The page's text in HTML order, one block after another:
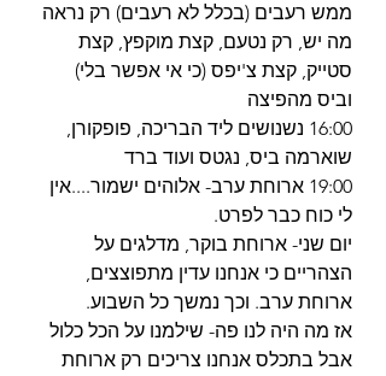
ממש רעבים (בכלל לא רעבים) רק נראה
מה יש, רק נטעם, קצת מוקפץ, קצת
סטייק, קצת צ'יפס (כי אי אפשר בלי)
וביס מהפיצה
16:00 נשנושים ליד הבריכה, פופקורן,
שוארמה ביס, נגטס ועוד ברד
19:00 ארוחת ערב- אלוהים ישמור....אין
לי כוח כבר לפרט.
יום שני- ארוחת בוקר, מדלגים על
הצהריים כי אנחנו עדין מתפוצצים,
ארוחת ערב. וכך נמשך כל השבוע.
אז מה היה לנו פה- שילמנו על הכל כלול
אבל בתכלס אנחנו צריכים רק ארוחת